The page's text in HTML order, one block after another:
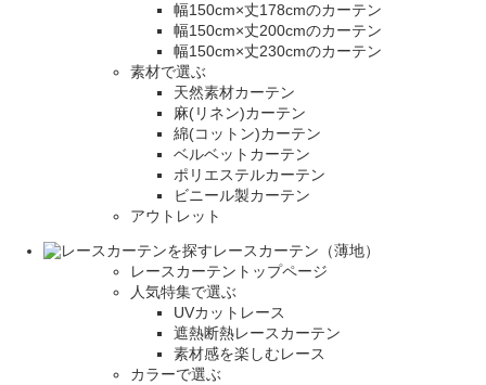
幅150cm×丈178cmのカーテン
幅150cm×丈200cmのカーテン
幅150cm×丈230cmのカーテン
素材で選ぶ
天然素材カーテン
麻(リネン)カーテン
綿(コットン)カーテン
ベルベットカーテン
ポリエステルカーテン
ビニール製カーテン
アウトレット
レースカーテン（薄地）
レースカーテントップページ
人気特集で選ぶ
UVカットレース
遮熱断熱レースカーテン
素材感を楽しむレース
カラーで選ぶ